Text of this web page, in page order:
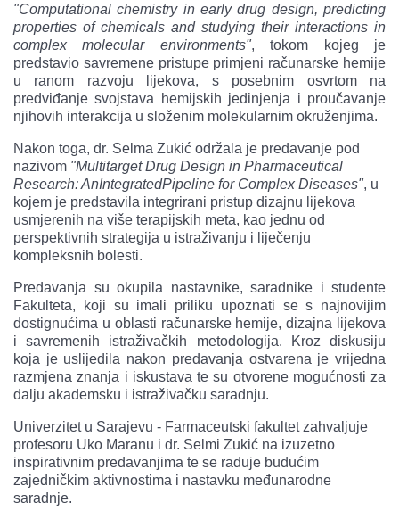
"Computational chemistry in early drug design, predicting
properties of chemicals and studying their interactions in
complex molecular environments", tokom kojeg je
predstavio savremene pristupe primjeni računarske hemije
u ranom razvoju lijekova, s posebnim osvrtom na
predviđanje svojstava hemijskih jedinjenja i proučavanje
njihovih interakcija u složenim molekularnim okruženjima.
Nakon toga, dr. Selma Zukić održala je predavanje pod
nazivom "Multitarget Drug Design in Pharmaceutical
Research: AnIntegratedPipeline for Complex Diseases", u
kojem je predstavila integrirani pristup dizajnu lijekova
usmjerenih na više terapijskih meta, kao jednu od
perspektivnih strategija u istraživanju i liječenju
kompleksnih bolesti.
Predavanja su okupila nastavnike, saradnike i studente
Fakulteta, koji su imali priliku upoznati se s najnovijim
dostignućima u oblasti računarske hemije, dizajna lijekova
i savremenih istraživačkih metodologija. Kroz diskusiju
koja je uslijedila nakon predavanja ostvarena je vrijedna
razmjena znanja i iskustava te su otvorene mogućnosti za
dalju akademsku i istraživačku saradnju.
Univerzitet u Sarajevu - Farmaceutski fakultet zahvaljuje
profesoru Uko Maranu i dr. Selmi Zukić na izuzetno
inspirativnim predavanjima te se raduje budućim
zajedničkim aktivnostima i nastavku međunarodne
saradnje.